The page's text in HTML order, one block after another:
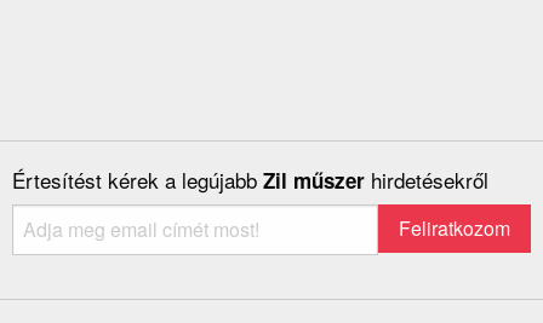
Értesítést kérek a legújabb Zil műszer hirdetésekről